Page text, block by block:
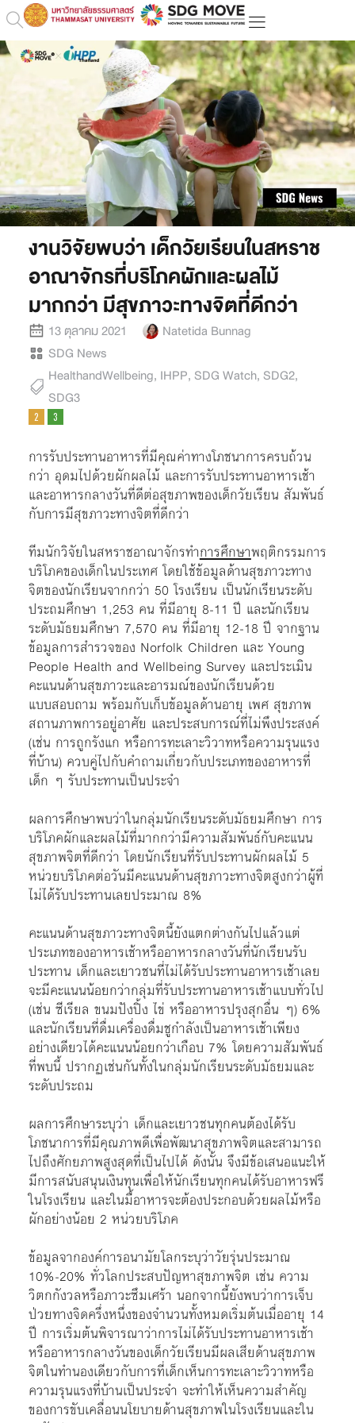
งานวิจัยพบว่า เด็กวัยเรียนในสหราช
อาณาจักรที่บริโภคผักและผลไม้
มากกว่า มีสุขภาวะทางจิตที่ดีกว่า
13 ตุลาคม 2021
Natetida Bunnag
SDG News
HealthandWellbeing, IHPP, SDG Watch, SDG2,
SDG3
การรับประทานอาหารที่มีคุณค่าทางโภชนาการครบถ้วน
กว่า อุดมไปด้วยผักผลไม้ และการรับประทานอาหารเช้า
และอาหารกลางวันที่ดีต่อสุขภาพของเด็กวัยเรียน สัมพันธ์
กับการมีสุขภาวะทางจิตที่ดีกว่า
ทีมนักวิจัยในสหราชอาณาจักรทำการศึกษาพฤติกรรมการ
บริโภคของเด็กในประเทศ โดยใช้ข้อมูลด้านสุขภาวะทาง
จิตของนักเรียนจากกว่า 50 โรงเรียน เป็นนักเรียนระดับ
ประถมศึกษา 1,253 คน ที่มีอายุ 8-11 ปี และนักเรียน
ระดับมัธยมศึกษา 7,570 คน ที่มีอายุ 12-18 ปี จากฐาน
ข้อมูลการสำรวจของ Norfolk Children และ Young
People Health and Wellbeing Survey และประเมิน
คะแนนด้านสุขภาวะและอารมณ์ของนักเรียนด้วย
แบบสอบถาม พร้อมกับเก็บข้อมูลด้านอายุ เพศ สุขภาพ
สถานภาพการอยู่อาศัย และประสบการณ์ที่ไม่พึงประสงค์
(เช่น การถูกรังแก หรือการทะเลาะวิวาทหรือความรุนแรง
ที่บ้าน) ควบคู่ไปกับคำถามเกี่ยวกับประเภทของอาหารที่
เด็ก ๆ รับประทานเป็นประจำ
ผลการศึกษาพบว่าในกลุ่มนักเรียนระดับมัธยมศึกษา การ
บริโภคผักและผลไม้ที่มากกว่ามีความสัมพันธ์กับคะแนน
สุขภาพจิตที่ดีกว่า โดยนักเรียนที่รับประทานผักผลไม้ 5
หน่วยบริโภคต่อวันมีคะแนนด้านสุขภาวะทางจิตสูงกว่าผู้ที่
ไม่ได้รับประทานเลยประมาณ 8%
คะแนนด้านสุขภาวะทางจิตนี้ยังแตกต่างกันไปแล้วแต่
ประเภทของอาหารเช้าหรืออาหารกลางวันที่นักเรียนรับ
ประทาน เด็กและเยาวชนที่ไม่ได้รับประทานอาหารเช้าเลย
จะมีคะแนนน้อยกว่ากลุ่มที่รับประทานอาหารเช้าแบบทั่วไป
(เช่น ซีเรียล ขนมปังปิ้ง ไข่ หรืออาหารปรุงสุกอื่น ๆ) 6%
และนักเรียนที่ดื่มเครื่องดื่มชูกำลังเป็นอาหารเช้าเพียง
อย่างเดียวได้คะแนนน้อยกว่าเกือบ 7% โดยความสัมพันธ์
ที่พบนี้ ปรากฏเช่นกันทั้งในกลุ่มนักเรียนระดับมัธยมและ
ระดับประถม
ผลการศึกษาระบุว่า เด็กและเยาวชนทุกคนต้องได้รับ
โภชนาการที่มีคุณภาพดีเพื่อพัฒนาสุขภาพจิตและสามารถ
ไปถึงศักยภาพสูงสุดที่เป็นไปได้ ดังนั้น จึงมีข้อเสนอแนะให้
มีการสนับสนุนเงินทุนเพื่อให้นักเรียนทุกคนได้รับอาหารฟรี
ในโรงเรียน และในมื้อาหารจะต้องประกอบด้วยผลไม้หรือ
ผักอย่างน้อย 2 หน่วยบริโภค
ข้อมูลจากองค์การอนามัยโลกระบุว่าวัยรุ่นประมาณ
10%-20% ทั่วโลกประสบปัญหาสุขภาพจิต เช่น ความ
วิตกกังวลหรือภาวะซึมเศร้า นอกจากนี้ยังพบว่าการเจ็บ
ป่วยทางจิดครึ่งหนึ่งของจำนวนทั้งหมดเริ่มต้นเมื่ออายุ 14
ปี การเริ่มต้นพิจารณาว่าการไม่ได้รับประทานอาหารเช้า
หรืออาหารกลางวันของเด็กวัยเรียนมีผลเสียด้านสุขภาพ
จิตในทำนองเดียวกับการที่เด็กเห็นการทะเลาะวิวาทหรือ
ความรุนแรงที่บ้านเป็นประจำ จะทำให้เห็นความสำคัญ
ของการขับเคลื่อนนโยบายด้านสุขภาพในโรงเรียนและใน